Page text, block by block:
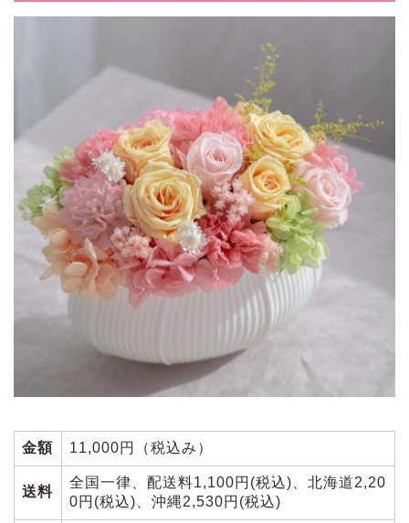
金額 11,000円（税込み）
送料
全国一律、配送料1,100円(税込)、北海道2,20
0円(税込)、沖縄2,530円(税込)